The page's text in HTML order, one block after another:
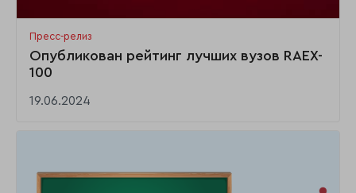
Пресс-релиз
Опубликован рейтинг лучших вузов RAEX-
100
19.06.2024